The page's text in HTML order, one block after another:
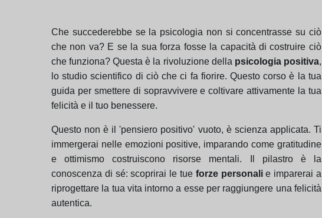
Che succederebbe se la psicologia non si concentrasse su ciò
che non va? E se la sua forza fosse la capacità di costruire ciò
che funziona? Questa è la rivoluzione della psicologia positiva,
lo studio scientifico di ciò che ci fa fiorire. Questo corso è la tua
guida per smettere di sopravvivere e coltivare attivamente la tua
felicità e il tuo benessere.
Questo non è il 'pensiero positivo' vuoto, è scienza applicata. Ti
immergerai nelle emozioni positive, imparando come gratitudine
e ottimismo costruiscono risorse mentali. Il pilastro è la
conoscenza di sé: scoprirai le tue forze personalie imparerai a
riprogettare la tua vita intorno a esse per raggiungere una felicità
autentica.